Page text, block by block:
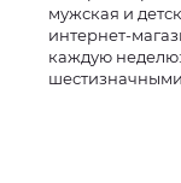
мужская и
интернет-
каждую неделю: